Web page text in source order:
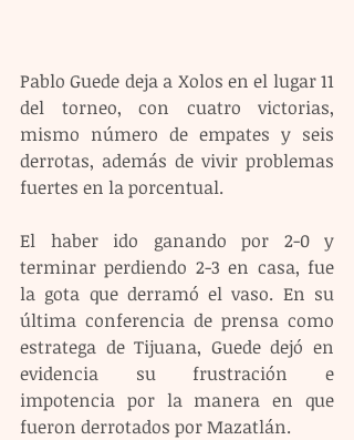
Pablo Guede deja a Xolos en el lugar 11
del torneo, con cuatro victorias,
mismo número de empates y seis
derrotas, además de vivir problemas
fuertes en la porcentual.
El haber ido ganando por 2-0 y
terminar perdiendo 2-3 en casa, fue
la gota que derramó el vaso. En su
última conferencia de prensa como
estratega de Tijuana, Guede dejó en
evidencia su frustración e
impotencia por la manera en que
fueron derrotados por Mazatlán.